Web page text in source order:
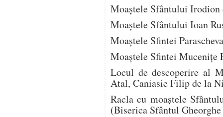
Moaștele Sfântului
Moaștele Sfântului Ioan
Moaștele Sfintei
Moaştele Sfintei Muceniţe
Locul de descoperire al
Atal, Caniasie Filip de la
Racla cu moaștele
(Biserica Sfântul